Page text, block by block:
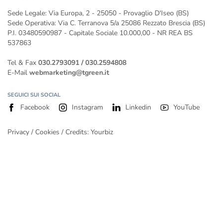
Impianto fotovoltaico da 400 kw
Impianto fotovoltaico da 500 kW
Sede Legale: Via Europa, 2 - 25050 - Provaglio D'Iseo (BS)
Sede Operativa: Via C. Terranova 5/a 25086 Rezzato Brescia (BS)
P.I. 03480590987 - Capitale Sociale 10.000,00 - NR REA BS
537863
Tel & Fax 030.2793091 /030.2594808
E-Mail webmarketing@tgreen.it
SEGUICI SUI SOCIAL
Facebook Instagram Linkedin YouTube
Privacy / Cookies / Credits: Yourbiz